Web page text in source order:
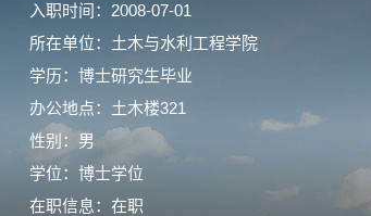
入职时间：2008-07-01
所在单位：土木与水利工程学院
学历：博士研究生毕业
办公地点：土木楼321
性别：男
学位：博士学位
在职信息：在职